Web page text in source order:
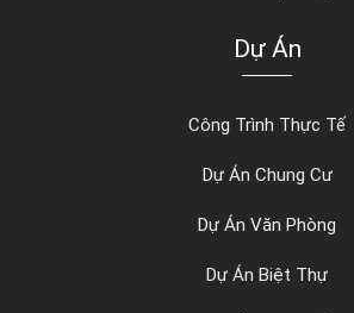
Dự Án
Công Trình Thực Tế
Dự Án Chung Cư
Dự Án Văn Phòng
Dự Án Biệt Thự